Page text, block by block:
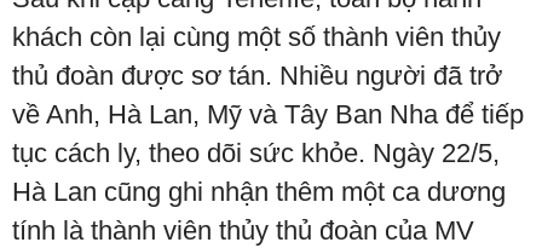
khách còn lại cùng một số thành viên thủy
thủ đoàn được sơ tán. Nhiều người đã trở
về Anh, Hà Lan, Mỹ và Tây Ban Nha để tiếp
tục cách ly, theo dõi sức khỏe. Ngày 22/5,
Hà Lan cũng ghi nhận thêm một ca dương
tính là thành viên thủy thủ đoàn của MV